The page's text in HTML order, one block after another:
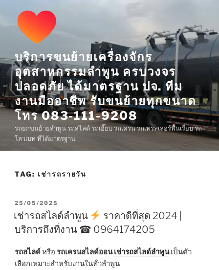
content
บริการขนย้ายเครื่องจักร
อุตสาหกรรมลำพูน ครบวงจร
ปลอดภัย ได้มาตรฐาน ปจ. ทีม
งานมืออาชีพ รับขนย้ายทุกขนาด
โทร 083-111-9208
รถยกขนย้ายลำพูน รถสไลด์ รถเฮี๊ยบ รถเครน รถเทรลเลอร์พื้นเรียบ รถ
โลวเบท ที่ได้มาตรฐาน
TAG: เช่ารถรายวัน
POSTED
ON
25/05/2025
เช่ารถสไลด์ลำพูน
ราคาดีที่สุด 2024 |
บริการถึงที่งาน ☎ 0964174205
รถสไลด์หรือ รถเครนสไลด์ออน เช่ารถสไลด์ลำพูน เป็นตัว
เลือกเหมาะสำหรับงานในทั่วลำพูน